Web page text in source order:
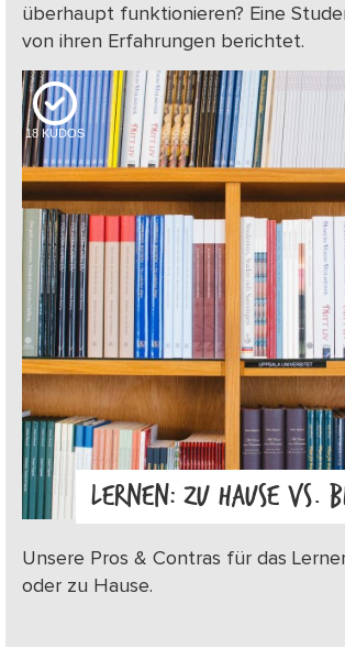
überhaupt funktionieren? Eine
von ihren Erfahrungen berichtet.
18 KUDOS
LERNEN: ZU HAUSE VS.
Unsere Pros & Contras für das
oder zu Hause.